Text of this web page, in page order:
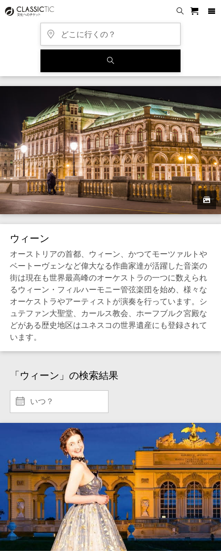
ウィーン
オーストリアの首都、ウィーン、かつてモーツァルトや
ベートーヴェンなど偉大なる作曲家達が活躍した音楽の
街は現在も世界最高峰のオーケストラの一つに数えられ
るウィーン・フィルハーモニー管弦楽団を始め、様々な
オーケストラやアーティストが演奏を行っています。シ
ュテファン大聖堂、カールス教会、ホーフブルク宮殿な
どがある歴史地区はユネスコの世界遺産にも登録されて
います。
「ウィーン」の検索結果
いつ？